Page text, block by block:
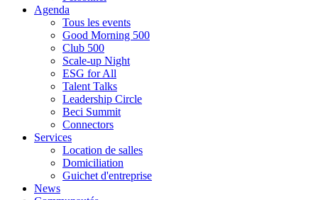
Agenda
Tous les events
Good Morning 500
Club 500
Scale-up Night
ESG for All
Talent Talks
Leadership Circle
Beci Summit
Connectors
Services
Location de salles
Domiciliation
Guichet d'entreprise
News